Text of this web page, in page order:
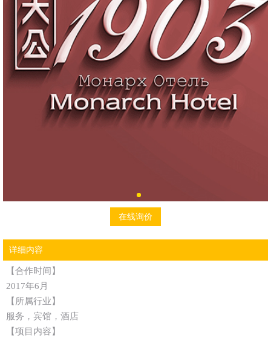
在线询价
详细内容
【合作时间】
2017年6 月
【所属行业】
服务，宾馆，酒店
【项目内容】